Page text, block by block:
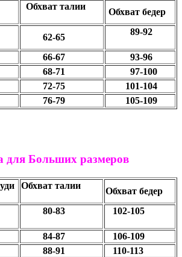
Обхват талии
Обхват бедер
62-65
89-92
66-67
93-96
68-71
97-100
72-75
101-104
76-79 105-109
для Больших размеров
Обхват талии
Обхват бедер
80-83 102-105
84-87
106-109
88-91
110-113